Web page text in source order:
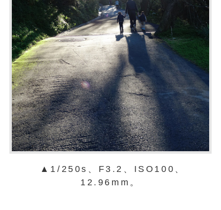
▲1/250s、F3.2、ISO100、
12.96mm。